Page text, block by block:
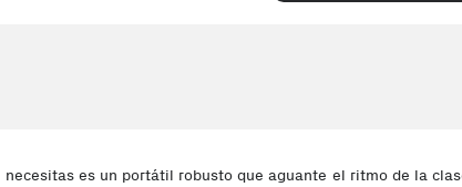
es un portátil robusto que aguante el ritmo de la